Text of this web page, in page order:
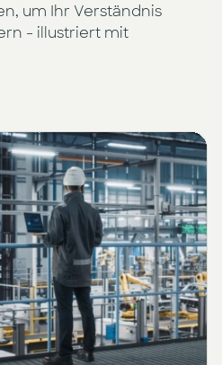
um Ihr Verständnis
- illustriert mit